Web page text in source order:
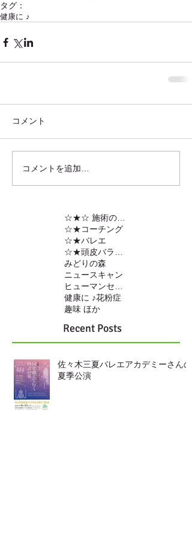
タグ：
健康に ♪
コメント
コメントを追加…
☆★☆ 施術の内容
☆★コーチング
☆★バレエ
☆★頭皮バランスの調整
みどりの森
ニュースキャン
ヒューマンセンサー
健康に ♪花粉症
趣味 ほか
Recent Posts
佐々木三夏バレエアカデミーさんの
夏季公演